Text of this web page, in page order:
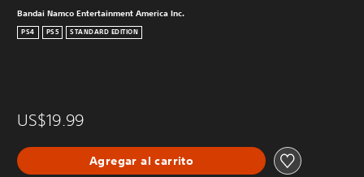
Bandai Namco Entertainment America Inc.
PS4 PS5 STANDARD EDITION
US$19.99
Agregar al carrito